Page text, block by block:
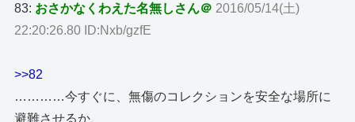
83: おさかなくわえた名無しさん＠ 2016/05/14(土)
22:20:26.80 ID:Nxb/gzfE
>>82
…………今すぐに、無傷のコレクションを安全な場所に
避難させるか、